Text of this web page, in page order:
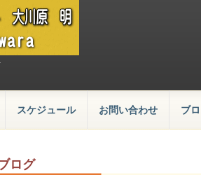
スケジュール お問い合わせ ブ
ログ